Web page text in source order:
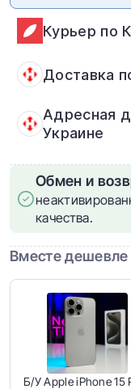
Курьер по
Доставка
Адресная
Украине
Обмен и
качества.
Вместе дешевле
Б/У Apple iPhone 15